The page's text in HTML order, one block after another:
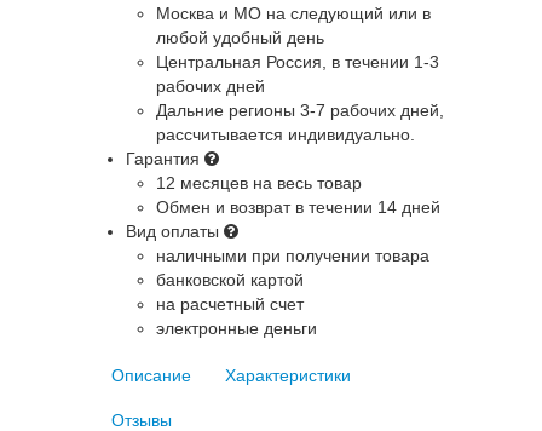
Москва и МО на следующий или в
любой удобный день
Центральная Россия , в течении 1-3
рабочих дней
Дальние регионы 3-7 рабочих дней,
рассчитывается индивидуально.
Гарантия
12 месяцев на весь товар
Обмен и возврат в течении 14 дней
Вид оплаты
наличными при получении товара
банковской картой
на расчетный счет
электронные деньги
Описание Характеристики
Отзывы